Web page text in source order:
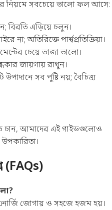
নিয়মে সবচেয়ে ভালো ফল আসে:
বিরতি এড়িয়ে চলুন।
না; অতিরিক্তে পার্শ্বপ্রতিক্রিয়া।
চেয়ে তাজা ভালো।
জায়গায় রাখুন।
উপাদানে সব পুষ্টি নয়; বৈচিত্র্য
আমাদের এই গাইডগুলোও
।
(FAQs)
এনার্জি জোগায় ও সহজে হজম হয়।